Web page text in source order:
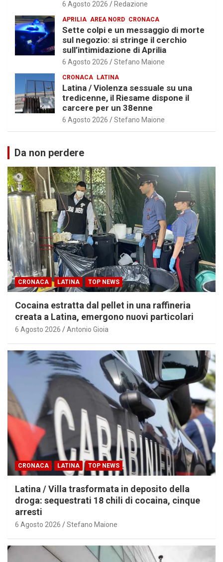
6 Agosto 2026 Redazione
APRILIA AREA NORD CRONACA
Sette colpi e un messaggio di morte
sul negozio: si stringe il cerchio
sull’intimidazione di Aprilia
6 Agosto 2026 Stefano Maione
CRONACA LATINA
Latina / Violenza sessuale su una
tredicenne, il Riesame dispone il
carcere per un 38enne
6 Agosto 2026 Stefano Maione
Da non perdere
CRONACA LATINA TOP NEWS
Cocaina estratta dal pellet in una raffineria
creata a Latina, emergono nuovi particolari
6 Agosto 2026 Antonio Gioia
CRONACA LATINA TOP NEWS
Latina / Villa trasformata in deposito della
droga: sequestrati 18 chili di cocaina, cinque
arresti
6 Agosto 2026 Stefano Maione